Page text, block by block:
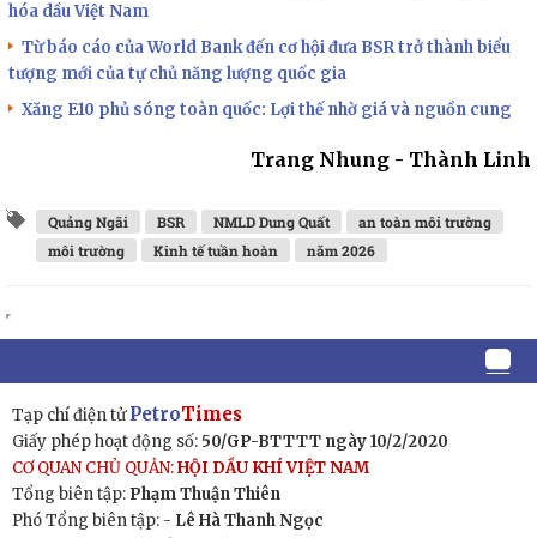
hóa dầu Việt Nam
Từ báo cáo của World Bank đến cơ hội đưa BSR trở thành biểu
tượng mới của tự chủ năng lượng quốc gia
Xăng E10 phủ sóng toàn quốc: Lợi thế nhờ giá và nguồn cung
Trang Nhung - Thành Linh
Quảng Ngãi BSR NMLD Dung Quất
an toàn môi trường
môi trường
Kinh tế tuần hoàn năm 2026
Tạp chí điện tửPetroTimes
Giấy phép hoạt động số: 50/GP-BTTTT ngày 10/2/2020
CƠ QUAN CHỦ QUẢN:HỘI DẦU KHÍ VIỆT NAM
Tổng biên tập: Phạm Thuận Thiên
Phó Tổng biên tập: - Lê Hà Thanh Ngọc